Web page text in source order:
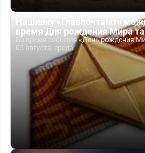
Нашивку «Главпочтамт»
время Дня рождения Мира
Во время события «День рождения
05 августа, среда